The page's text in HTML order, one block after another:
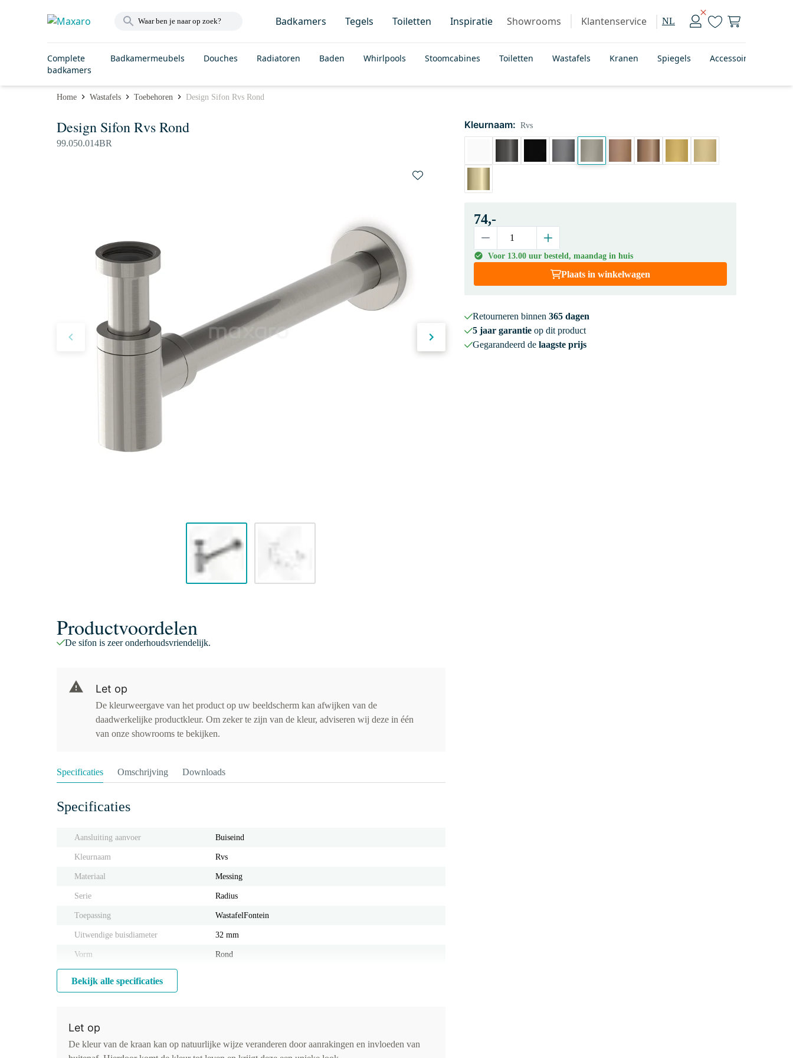
Badkamers Tegels Toiletten Inspiratie Showrooms Klantenservice NL
Complete
badkamers
Badkamermeubels Douches Radiatoren Baden Whirlpools Stoomcabines Toiletten Wastafels Kranen Spiegels Accessoires
Home Wastafels Toebehoren Design Sifon Rvs Rond
Design Sifon Rvs Rond
99.050.014BR
Kleurnaam: Rvs
74,-
Voor 13.00 uur besteld, maandag in huis
Plaats in winkelwagen
Retourneren binnen 365 dagen
5 jaar garantieop dit product
Gegarandeerd de laagste prijs
Productvoordelen
De sifon is zeer onderhoudsvriendelijk.
Let op
De kleurweergave van het product op uw beeldscherm kan afwijken van de
daadwerkelijke productkleur. Om zeker te zijn van de kleur, adviseren wij deze in één
van onze showrooms te bekijken.
Specificaties Omschrijving Downloads
Specificaties
Aansluiting aanvoer Buiseind
Kleurnaam Rvs
Materiaal Messing
Serie Radius
Toepassing WastafelFontein
Uitwendige buisdiameter 32 mm
Vorm Rond
Bekijk alle specificaties
Let op
De kleur van de kraan kan op natuurlijke wijze veranderen door aanrakingen en invloeden van